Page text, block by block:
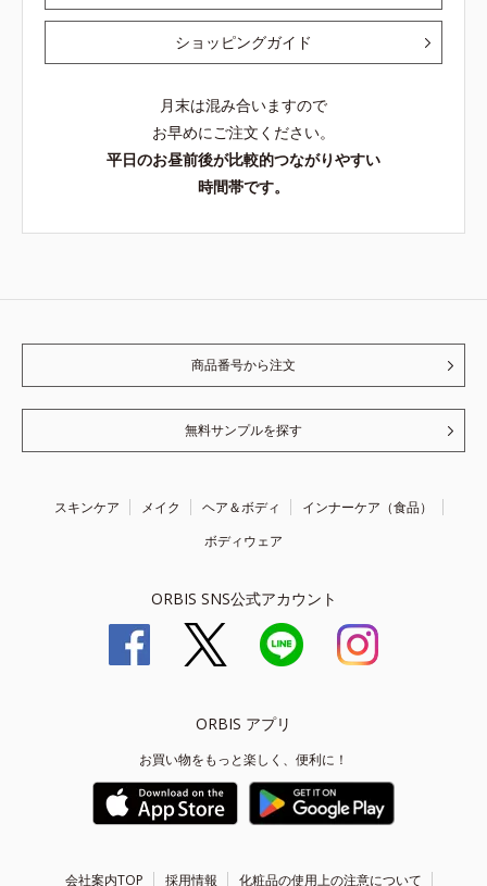
ショッピングガイド
月末は混み合いますので
お早めにご注文ください。
平日のお昼前後が比較的つながりやすい
時間帯です。
商品番号から注文
無料サンプルを探す
スキンケア メイク ヘア＆ボディ
インナーケア（食品）
ボディウェア
ORBIS SNS公式アカウント
ORBIS アプリ
お買い物をもっと楽しく、便利に！
会社案内TOP 採用情報 化粧品の使用上の注意について